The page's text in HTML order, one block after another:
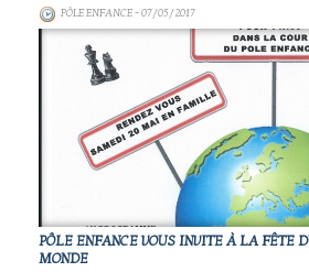
PÔLE ENFANCE- 07/05/2017
PÔLE ENFANCE VOUS INVITE À LA FÊTE
MONDE